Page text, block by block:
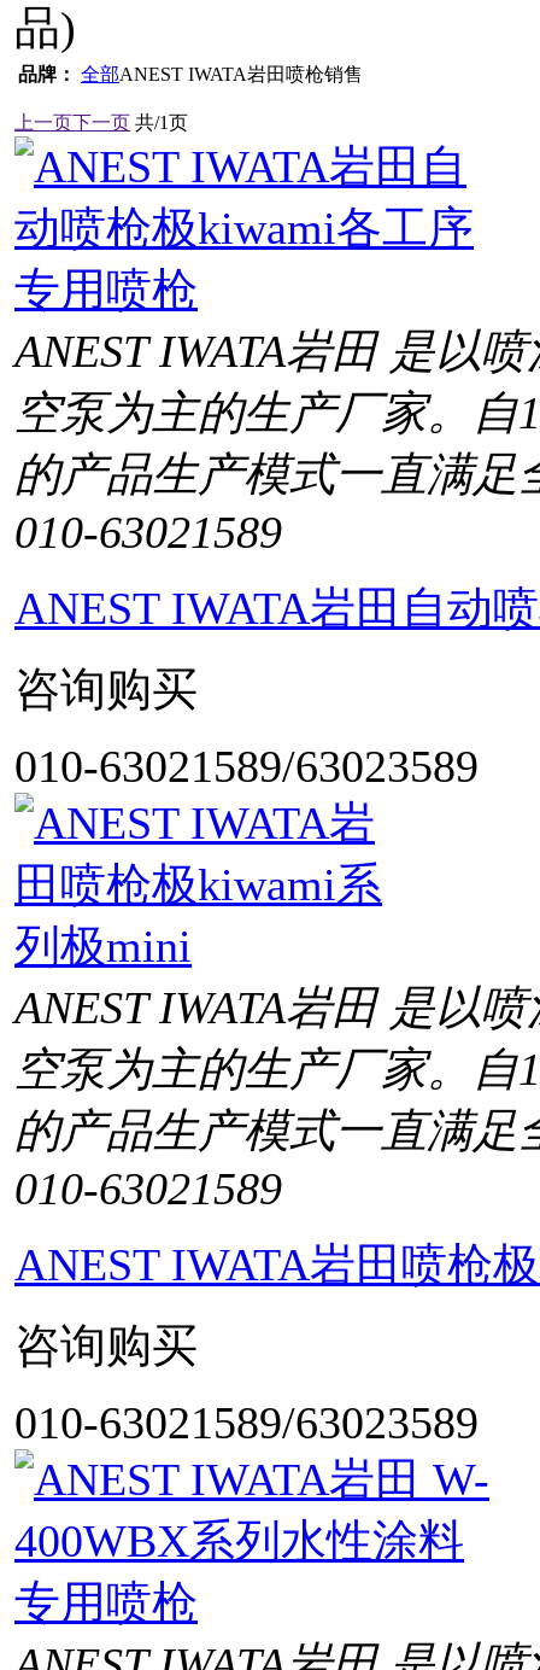
品)
品牌： 全部ANEST IWATA岩田喷枪销售
上一页下一页 共/1页
ANEST IWATA岩田 是以
空泵为主的生产厂家。自
的产品生产模式一直满足
010-63021589
ANEST IWATA岩田自动
咨询购买
010-63021589/63023589
ANEST IWATA岩田 是以
空泵为主的生产厂家。自
的产品生产模式一直满足
010-63021589
ANEST IWATA岩田喷枪
咨询购买
010-63021589/63023589